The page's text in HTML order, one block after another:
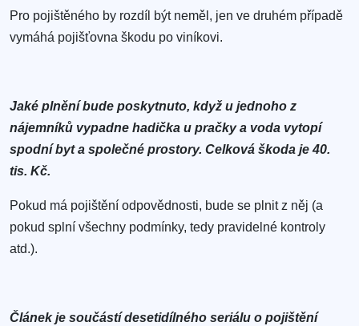
Pro pojištěného by rozdíl být neměl, jen ve druhém případě
vymáhá pojišťovna škodu po viníkovi.
Jaké plnění bude poskytnuto, když u jednoho z
nájemníků vypadne hadička u pračky a voda vytopí
spodní byt a společné prostory. Celková škoda je 40.
tis. Kč.
Pokud má pojištění odpovědnosti, bude se plnit z něj (a
pokud splní všechny podmínky, tedy pravidelné kontroly
atd.).
Článek je součástí desetidílného seriálu o pojištění